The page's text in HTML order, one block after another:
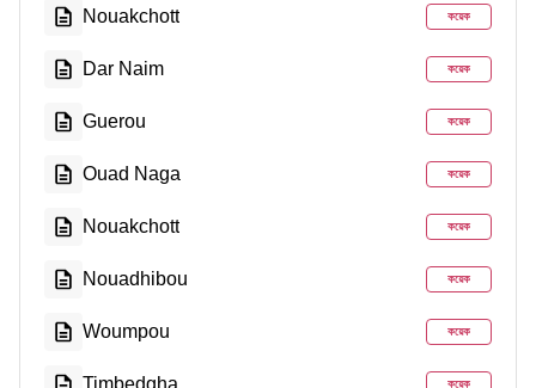
Nouakchott কয়েক
Dar Naim কয়েক
Guerou কয়েক
Ouad Naga কয়েক
Nouakchott কয়েক
Nouadhibou কয়েক
Woumpou কয়েক
Timbedgha কয়েক